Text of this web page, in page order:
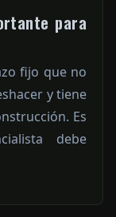
para
fijo que no
y tiene
Es
debe